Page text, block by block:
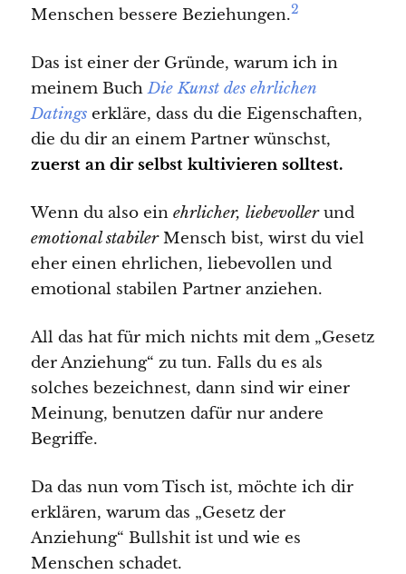
Menschen bessere Beziehungen.2
Das ist einer der Gründe, warum ich in
meinem BuchDie Kunst des ehrlichen
Datingserkläre, dass du die Eigenschaften,
die du dir an einem Partner wünschst,
zuerst an dir selbst kultivieren solltest.
Wenn du also ein ehrlicher, liebevollerund
emotional stabilerMensch bist, wirst du viel
eher einen ehrlichen, liebevollen und
emotional stabilen Partner anziehen.
All das hat für mich nichts mit dem „Gesetz
der Anziehung“ zu tun. Falls du es als
solches bezeichnest, dann sind wir einer
Meinung, benutzen dafür nur andere
Begriffe.
Da das nun vom Tisch ist, möchte ich dir
erklären, warum das „Gesetz der
Anziehung“ Bullshit ist und wie es
Menschen schadet.